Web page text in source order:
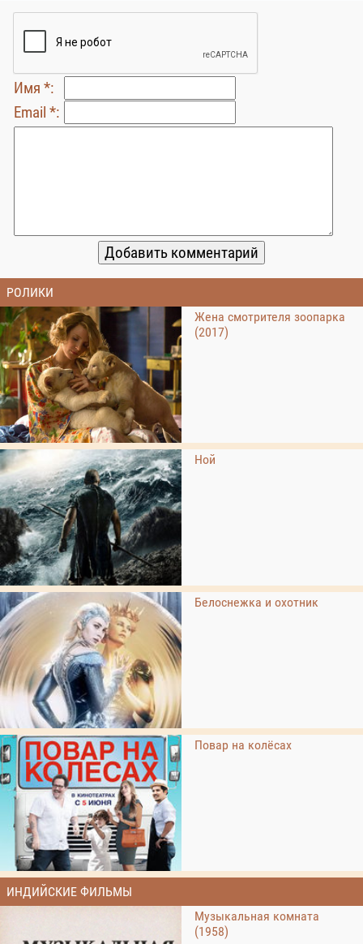
Имя *:
Email *:
РОЛИКИ
Жена смотрителя зоопарка
(2017)
Ной
Белоснежка и охотник
Повар на колёсах
ИНДИЙСКИЕ ФИЛЬМЫ
Музыкальная комната
(1958)